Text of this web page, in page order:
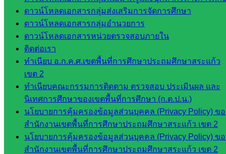
ดาวน์โหลดเอกสารกลุ่มส่งเสริมการจัดการศึกษา
ดาวน์โหลดเอกสารกลุ่มอำนวยการ
ดาวน์โหลดเอกสารหน่วยตรวจสอบภายใน
ติดต่อเรา
ทำเนียบ อ.ก.ค.ศ.เขตพื้นที่การศึกษาประถมศึกษาสระแก้ว
เขต 2
ทำเนียบคณะกรรมการติดตาม ตรวจสอบ ประเมินผล และ
นิเทศการศึกษาของเขตพื้นที่การศึกษา (ก.ต.ป.น.)
นโยบายการคุ้มครองข้อมูลส่วนบุคคล (Privacy Policy) ข
สำนักงานเขตพื้นที่การศึกษาประถมศึกษาสระแก้ว เขต 2
นโยบายการคุ้มครองข้อมูลส่วนบุคคล (Privacy Policy) ข
สำนักงานเขตพื้นที่การศึกษาประถมศึกษาสระแก้ว เขต 2
ศน.นิพนธ์
พรมพิไล
ห้อง
นิเทศ
ศน.ชยา
ธิศ/
ศน.อัญชลี
ห้อง
นิเทศ
ดร.สราว
ดี เพ็งศรี
โคตร